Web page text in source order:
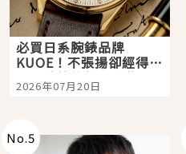
必買日系腕錶品牌
KUOE！不張揚卻經得起
時間洗鍊的經典之作五
選
2026年07月20日
No.5